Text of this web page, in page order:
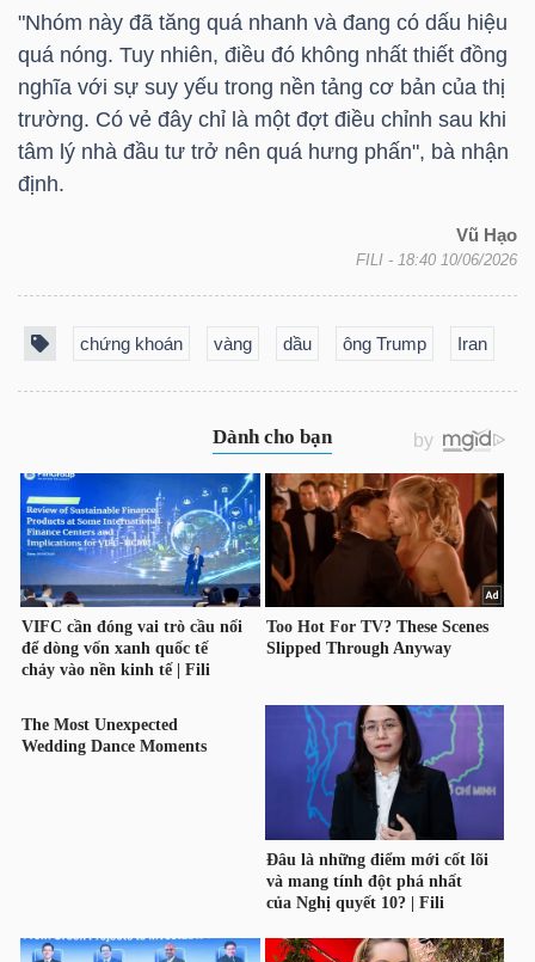
"Nhóm này đã tăng quá nhanh và đang có dấu hiệu
quá nóng. Tuy nhiên, điều đó không nhất thiết đồng
nghĩa với sự suy yếu trong nền tảng cơ bản của thị
trường. Có vẻ đây chỉ là một đợt điều chỉnh sau khi
tâm lý nhà đầu tư trở nên quá hưng phấn", bà nhận
định.
Vũ Hạo
FILI - 18:40 10/06/2026
chứng khoán vàng dầu ông Trump Iran
YẾU
TIÊU
DÙNG
SỨC
KHỎE
TÀI
CHÍNH